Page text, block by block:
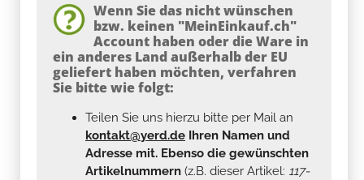
Wenn Sie das nicht wünschen
bzw. keinen "MeinEinkauf.ch"
Account haben oder die Ware in
ein anderes Land außerhalb der EU
geliefert haben möchten, verfahren
Sie bitte wie folgt:
Teilen Sie uns hierzu bitte per Mail an
kontakt@yerd.de Ihren Namen und
Adresse mit. Ebenso die gewünschten
Artikelnummern (z.B. dieser Artikel: 117-